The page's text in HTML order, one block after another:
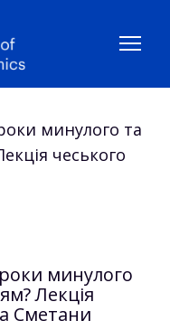
минулого
Лекція
Сметани